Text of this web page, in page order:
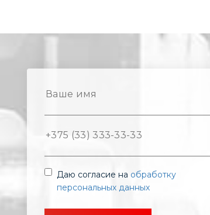
Даю согласие на обработку
персональных данных